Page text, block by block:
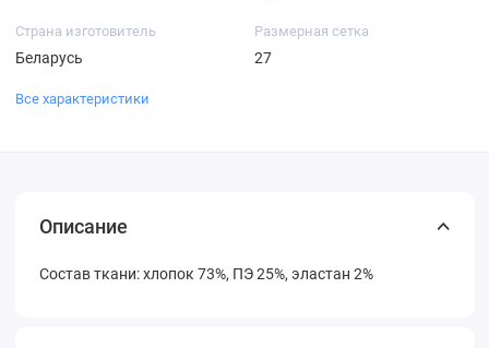
Страна изготовитель
Беларусь
Размерная сетка
27
Все характеристики
Описание
Состав ткани: хлопок 73%, ПЭ 25%, эластан 2%